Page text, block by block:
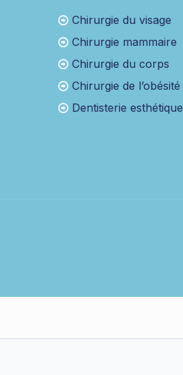
Chirurgie du visage
Chirurgie mammaire
Chirurgie du corps
Chirurgie de l’obésité
Dentisterie esthétique